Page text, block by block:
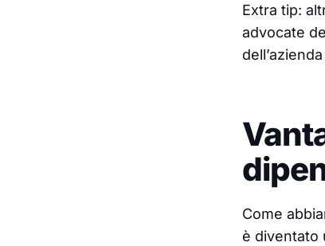
Extra tip:
advocate
Come
è diventato